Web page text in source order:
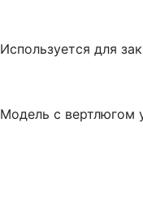
Используется для
Модель с вертлюгом